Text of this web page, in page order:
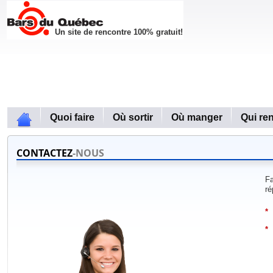
Un site de rencontre 100% gratuit!
Quoi faire Où sortir Où manger Qui
CONTACTEZ-NOUS
*
*